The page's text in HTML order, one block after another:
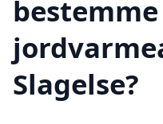
Slagelse?